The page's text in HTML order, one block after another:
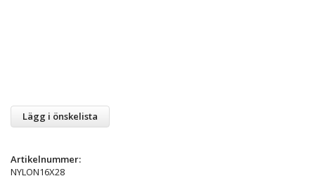
Lägg i önskelista
Artikelnummer:
NYLON16X28